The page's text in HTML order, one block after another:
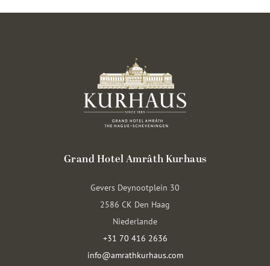
Grand Hotel Amrâth Kurhaus
Gevers Deynootplein 30
2586 CK Den Haag
Niederlande
+31 70 416 2636
info@amrathkurhaus.com